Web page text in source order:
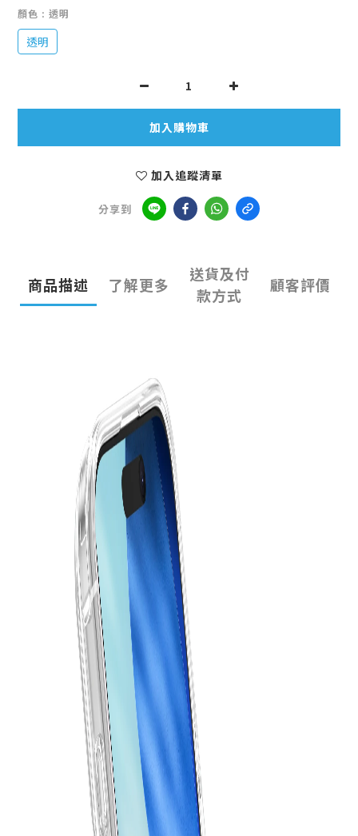
顏色 : 透明
透明
加入購物車
加入追蹤清單
分享到
商品描述 了解更多
送貨及付
款方式
顧客評價